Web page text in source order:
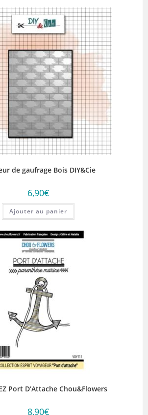
de gaufrage Bois DIY&Cie
6,90€
Ajouter au panier
Port D’Attache Chou&Flowers
8,90€